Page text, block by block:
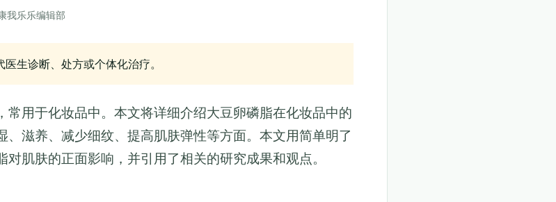
我乐乐编辑部
生诊断、处方或个体化治疗。
常用于化妆品中。本文将详细介绍大豆卵磷脂在化妆品中的
、滋养、减少细纹、提高肌肤弹性等方面。本文用简单明了
肌肤的正面影响，并引用了相关的研究成果和观点。